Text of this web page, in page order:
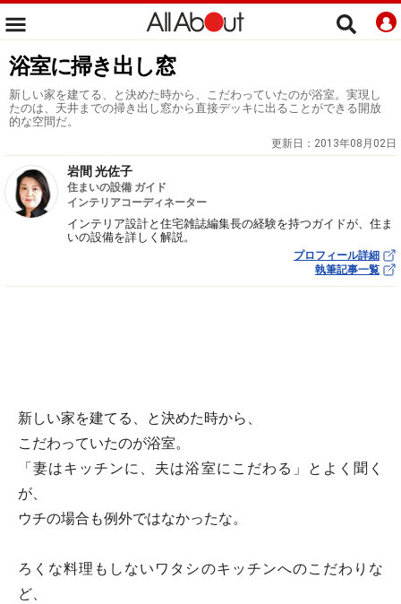
浴室に掃き出し窓
新しい家を建てる、と決めた時から、こだわっていたのが浴室。実現し
たのは、天井までの掃き出し窓から直接デッキに出ることができる開放
的な空間だ。
更新日： 2013年08月02日
岩間 光佐子
住まいの設備 ガイド
インテリアコーディネーター
インテリア設計と住宅雑誌編集長の経験を持つガイドが、住ま
いの設備を詳しく解説。
プロフィール詳細
執筆記事一覧
新しい家を建てる、と決めた時から、
こだわっていたのが浴室。
「妻はキッチンに、夫は浴室にこだわる」とよく聞く
が、
ウチの場合も例外ではなかったな。
ろくな料理もしないワタシのキッチンへのこだわりな
ど、